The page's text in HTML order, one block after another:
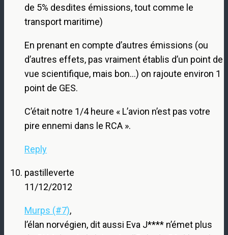
de 5% desdites émissions, tout comme le
transport maritime)
En prenant en compte d’autres émissions (ou
d’autres effets, pas vraiment établis d’un point de
vue scientifique, mais bon…) on rajoute environ 1
point de GES.
C’était notre 1/4 heure « L’avion n’est pas votre
pire ennemi dans le RCA ».
Reply
pastilleverte
11/12/2012
Murps (#7),
l’élan norvégien, dit aussi Eva J**** n’émet plus